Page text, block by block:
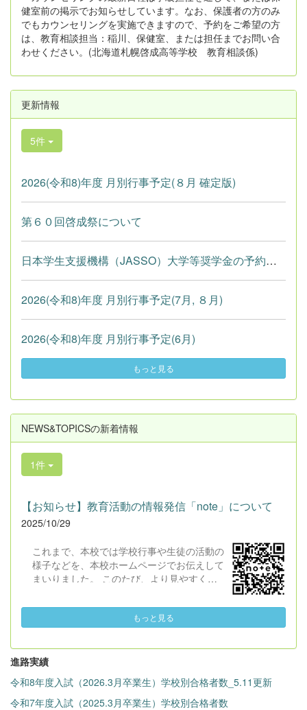
健室前の掲示でお知らせしています。なお、保護者の方のみ
でもカウンセリングを実施できますので、予約をご希望の方
は、教育相談担当：稲川、保健室、または担任までお問い合
わせください。(北海道札幌啓成高等学校 教育相談係)
更新情報
5件
2026(令和8)年度 月別行事予定(８月 確定版)
第６０回啓成祭について
日本学生支援機構（JASSO）大学等奨学金の予約採用申し込み（卒業...
2026(令和8)年度 月別行事予定(7月, ８月)
2026(令和8)年度 月別行事予定(6月)
もっと見る
NEWS&TOPICSの新着情報
1件
【お知らせ】教育活動の情報発信「note」について
2025/10/29
これまで、本校では学校行事や生徒の活動の
様子などを、本校ホームページでお伝えして
まいりました。 このたび、より見やすく・
は 「note」 を活用して、NEWS＆TOPICS
を発信していくことといたしました。 現
関する情報発信を「note」に移行しておりま
す。 本校もこれに合わせて、保護者の皆さ
の取り組みをお伝えしてまいります。 進
路・入試・事務に関わる公式情報は、今まで
もっと見る
進路実績
令和8年度入試（2026.3月卒業生）学校別合格者数_5.11更新
令和7年度入試（2025.3月卒業生）学校別合格者数